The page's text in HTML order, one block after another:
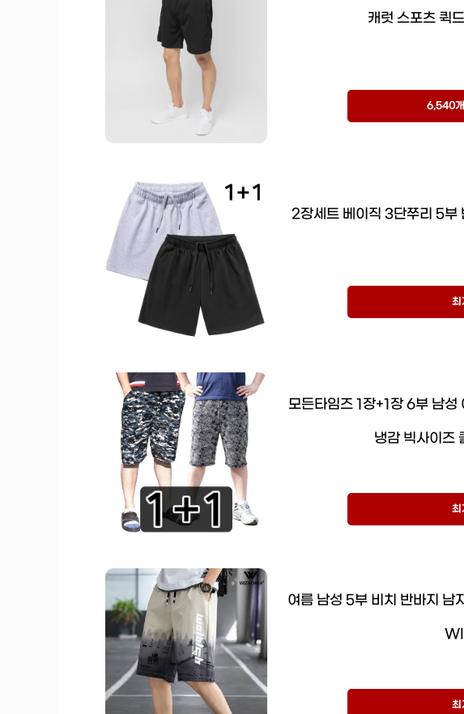
캐럿 스포츠 퀵
6,540개
2장세트 베이직 3단쭈리 5부
최
모든타임즈 1장+1장 6부 남성
냉감 빅사이즈
최
여름 남성 5부 비치 반바지 남
최